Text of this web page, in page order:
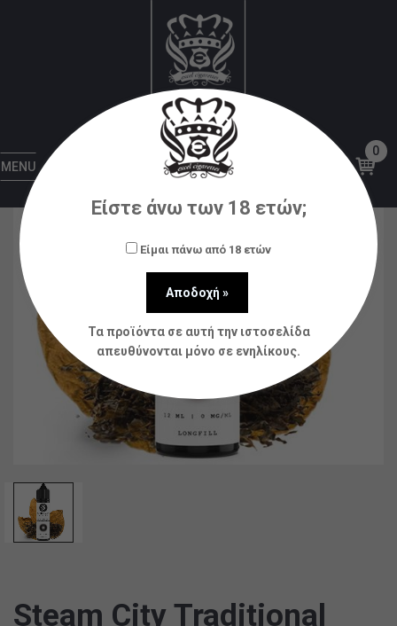
MENU
0
Υγρά αναπλήρωσης (flavorshots)
Steam City Traditional 12ml (60ml)
Steam City Traditional
Είστε άνω των 18 ετών;
Είμαι πάνω από 18 ετών
Τα προϊόντα σε αυτή την ιστοσελίδα
απευθύνονται μόνο σε ενηλίκους.